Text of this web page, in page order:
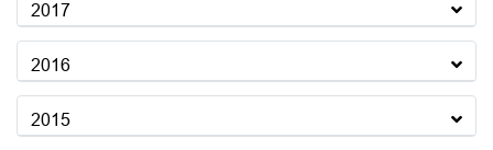
2017
2016
2015